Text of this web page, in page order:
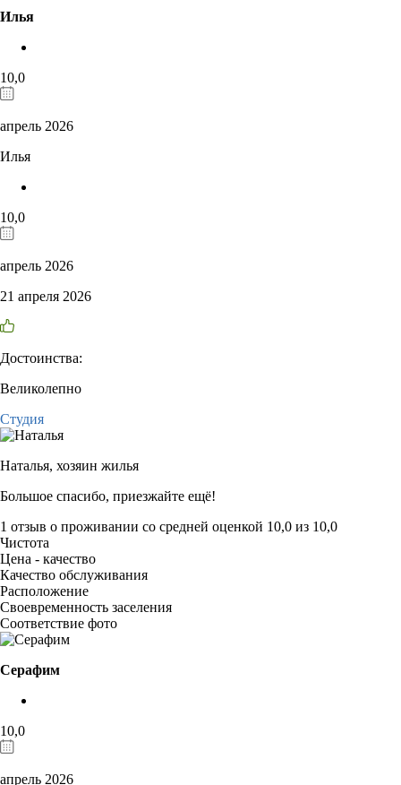
Илья
10,0
апрель 2026
Илья
10,0
апрель 2026
21 апреля 2026
Достоинства:
Великолепно
Студия
Наталья, хозяин жилья
Большое спасибо, приезжайте ещё!
1 отзыв о проживании со средней оценкой 10,0 из 10,0
Чистота
Цена - качество
Качество обслуживания
Расположение
Своевременность заселения
Соответствие фото
Серафим
10,0
апрель 2026